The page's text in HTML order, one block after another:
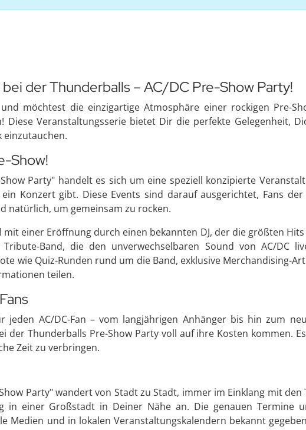
der Thunderballs – AC/DC Pre-Show Party!
möchtest die einzigartige Atmosphäre einer rockigen Pre-
Diese Veranstaltungsserie bietet Dir die perfekte Gelegenheit,
einzutauchen.
Show!
Party" handelt es sich um eine speziell konzipierte
Konzert gibt. Diese Events sind darauf ausgerichtet, Fans
natürlich, um gemeinsam zu rocken.
einer Eröffnung durch einen bekannten DJ, der die größten
Band, die den unverwechselbaren Sound von AC/DC
wie Quiz-Runden rund um die Band, exklusive Merchandising-
teilen.
jeden AC/DC-Fan – vom langjährigen Anhänger bis hin zum
der Thunderballs Pre-Show Party voll auf ihre Kosten kommen.
Zeit zu verbringen.
Party" wandert von Stadt zu Stadt, immer im Einklang mit
in einer Großstadt in Deiner Nähe an. Die genauen Termine
Medien und in lokalen Veranstaltungskalendern bekannt